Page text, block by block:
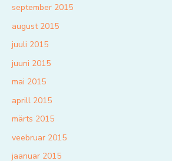
september 2015
august 2015
juuli 2015
juuni 2015
mai 2015
aprill 2015
märts 2015
veebruar 2015
jaanuar 2015